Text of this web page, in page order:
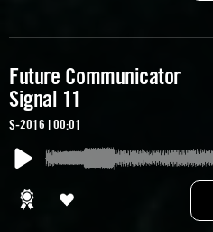
Future Communicator
Signal 11
S-2016 | 00:01